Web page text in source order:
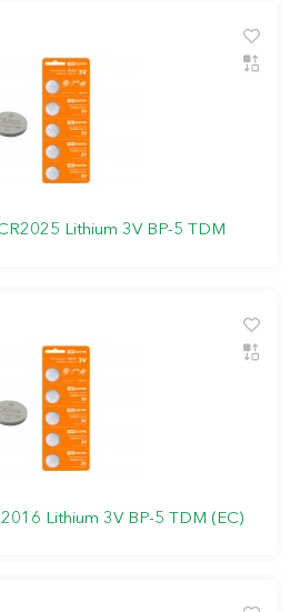
Lithium 3V BP-5 TDM
Lithium 3V BP-5 TDM (ЕС)